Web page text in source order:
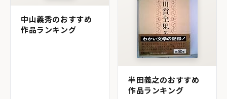
中山義秀のおすすめ
作品ランキング
半田義之のおすすめ
作品ランキング